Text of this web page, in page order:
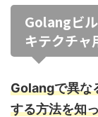
Golangビ
キテクチャ
Golangで異な
する方法を知